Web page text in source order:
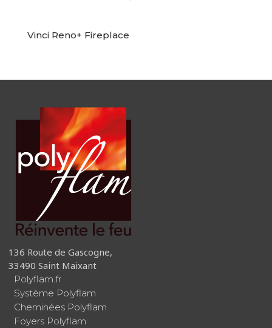
Vinci Reno+ Fireplace
136 Route de Gascogne,
33490 Saint Maixant
Polyflam.fr
Système Polyflam
Cheminées Polyflam
Foyers Polyflam